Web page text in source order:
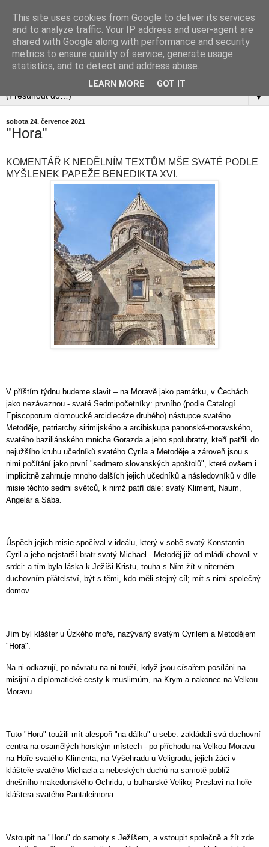
▼
sobota 24. července 2021
"Hora"
KOMENTÁŘ K NEDĚLNÍM TEXTŮM MŠE SVATÉ PODLE
MYŠLENEK PAPEŽE BENEDIKTA XVI.
V příštím týdnu budeme slavit – na Moravě jako památku, v Čechách
jako nezávaznou - svaté Sedmipočetníky: prvního (podle Catalogí
Episcoporum olomoucké arcidiecéze druhého) nástupce svatého
Metoděje, patriarchy sirimijského a arcibiskupa panonské-moravského,
svatého baziliánského mnicha Gorazda a jeho spolubratry, kteří patřili do
nejužšího kruhu učedníků svatého Cyrila a Metoděje a zároveň jsou s
nimi počítání jako první "sedmero slovanských apoštolů", které ovšem i
implicitně zahrnuje mnoho dalších jejich učedníků a následovníků v díle
misie těchto sedmi světců, k nimž patří dále: svatý Kliment, Naum,
Angelár a Sába.
Úspěch jejich misie spočíval v ideálu, který v sobě svatý Konstantin –
Cyril a jeho nejstarší bratr svatý Michael - Metoděj již od mládí chovali v
srdci: a tím byla láska k Ježíši Kristu, touha s Ním žít v niterném
duchovním přátelství, být s těmi, kdo měli stejný cíl; mít s nimi společný
domov.
Jím byl klášter u Úzkého moře, nazývaný svatým Cyrilem a Metodějem
"Hora".
Na ni odkazují, po návratu na ni touží, když jsou císařem posíláni na
misijní a diplomatické cesty k muslimům, na Krym a nakonec na Velkou
Moravu.
Tuto "Horu" toužili mít alespoň "na dálku" u sebe: zakládali svá duchovní
centra na osamělých horským místech - po příchodu na Velkou Moravu
na Hoře svatého Klimenta, na Vyšehradu u Veligradu; jejich žáci v
klášteře svatého Michaela a nebeských duchů na samotě poblíž
dnešního makedonského Ochridu, u bulharské Velikoj Preslavi na hoře
kláštera svatého Pantaleimona...
Vstoupit na "Horu" do samoty s Ježíšem, a vstoupit společně a žít zde
This site uses cookies from Google to deliver its services
and to analyze traffic. Your IP address and user-agent are
shared with Google along with performance and security
metrics to ensure quality of service, generate usage
statistics, and to detect and address abuse.
LEARN MORE GOT IT